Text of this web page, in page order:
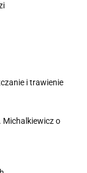
i trawienie
Michalkiewicz o